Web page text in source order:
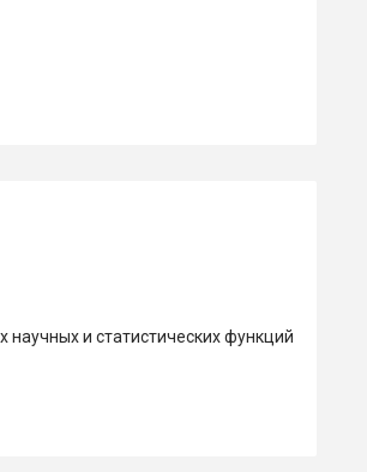
научных и статистических функций